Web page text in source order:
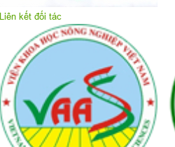
Liên kết đối tác